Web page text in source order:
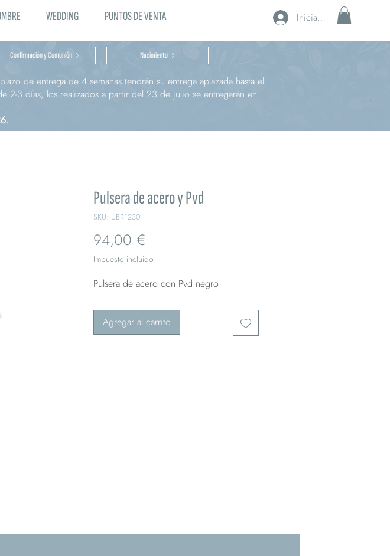
WEDDING PUNTOS DE VENTA Iniciar sesión
Confirmación y Comunión Nacimiento
de entrega de 4 semanas tendrán su entrega aplazada hasta el
2-3 días, los realizados a partir del 23 de julio se entregarán en
Pulsera de acero y Pvd
SKU: UBR1230
94,00 €
Impuesto incluido
Pulsera de acero con Pvd negro
Agregar al carrito